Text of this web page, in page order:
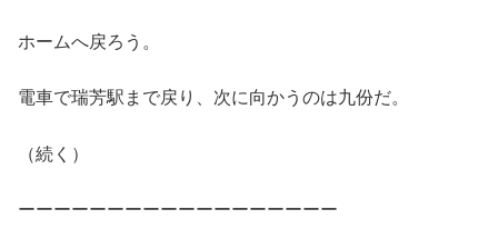
ホームへ戻ろう。
電車で瑞芳駅まで戻り、次に向かうのは九份だ。
（続く）
ーーーーーーーーーーーーーーーーーー